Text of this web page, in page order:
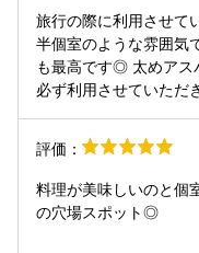
旅行の際に利用させて
半個室のような雰囲気
も最高です◎ 太めアスパ
必ず利用させていただ
評価：
料理が美味しいのと個
の穴場スポット◎